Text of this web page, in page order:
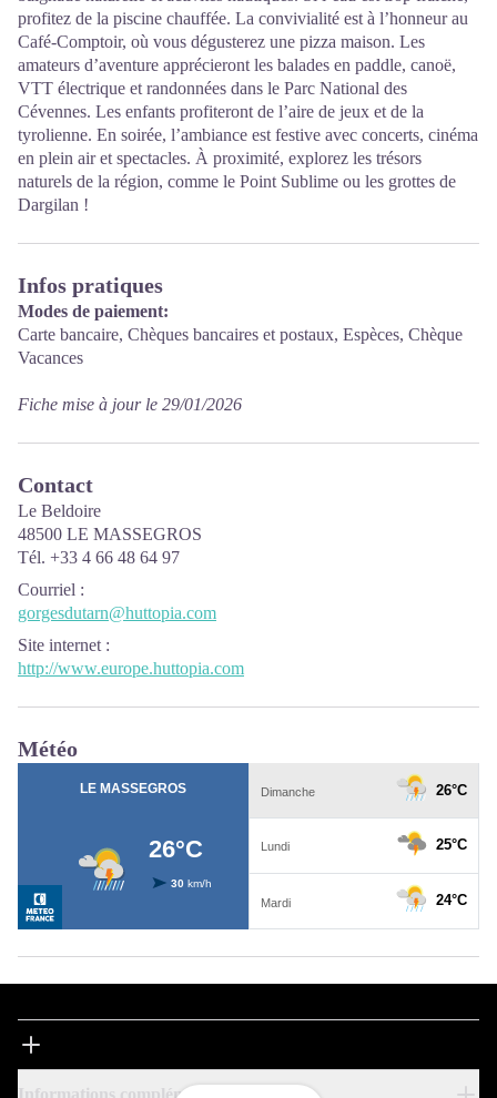
profitez de la piscine chauffée. La convivialité est à l’honneur au
Café-Comptoir, où vous dégusterez une pizza maison. Les
amateurs d’aventure apprécieront les balades en paddle, canoë,
VTT électrique et randonnées dans le Parc National des
Cévennes. Les enfants profiteront de l’aire de jeux et de la
tyrolienne. En soirée, l’ambiance est festive avec concerts, cinéma
en plein air et spectacles. À proximité, explorez les trésors
naturels de la région, comme le Point Sublime ou les grottes de
Dargilan !
Infos pratiques
Modes de paiement:
Carte bancaire, Chèques bancaires et postaux, Espèces, Chèque
Vacances
Fiche mise à jour le 29/01/2026
Contact
Le Beldoire
48500 LE MASSEGROS
Tél. +33 4 66 48 64 97
Courriel :
gorgesdutarn@huttopia.com
Site internet :
http://www.europe.huttopia.com
Météo